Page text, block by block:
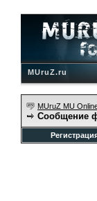
MUruZ.ru
MUruZ MU
Сообщение